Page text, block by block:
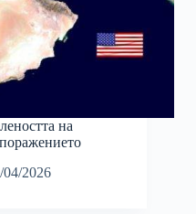
на
04/2026